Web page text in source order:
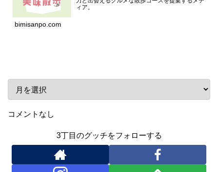
ィア。
bimisanpo.com
コメントなし
3丁目のグッチをフォローする